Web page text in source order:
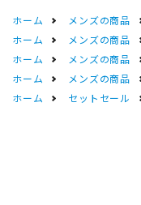
ホーム メンズの商品
ホーム
メンズの商品
ホーム
メンズの商品
ホーム
メンズの商品
ホーム
セットセール